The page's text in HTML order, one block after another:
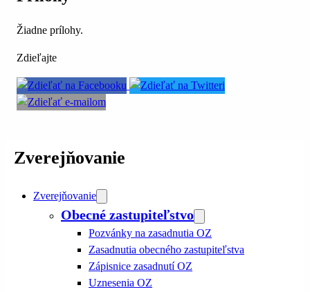
Žiadne prílohy.
Zdieľajte
Zverejňovanie
Zverejňovanie
Obecné zastupiteľstvo
Pozvánky na zasadnutia OZ
Zasadnutia obecného zastupiteľstva
Zápisnice zasadnutí OZ
Uznesenia OZ